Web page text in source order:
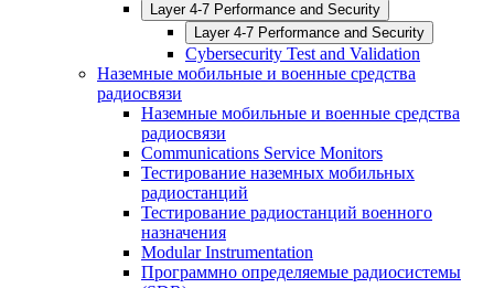
Layer 4-7 Performance and Security
Layer 4-7 Performance and Security
Cybersecurity Test and Validation
Наземные мобильные и военные средства
радиосвязи
Наземные мобильные и военные средства
радиосвязи
Communications Service Monitors
Тестирование наземных мобильных
радиостанций
Тестирование радиостанций военного
назначения
Modular Instrumentation
Программно определяемые радиосистемы